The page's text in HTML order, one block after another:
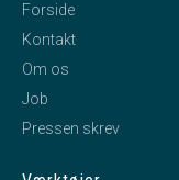
Forside
Kontakt
Om os
Job
Pressen skrev